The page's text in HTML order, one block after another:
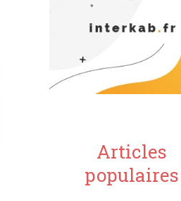
Articles
populaires